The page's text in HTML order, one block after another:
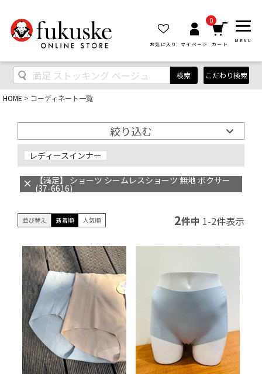
お気に入り マイページ
0
カート
MENU
検索 こだわり検索
HOME コーディネート一覧
絞り込む
レディースインナー
【満足】 ショーツ シームレスショーツ 無地 ボクサー
(37-6616)
並び替え 新着順 人気順 2件中 1-2件表示